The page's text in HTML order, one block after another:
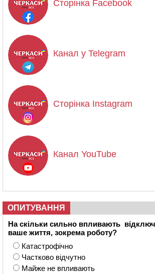
Сторінка Facebook
Канал у Telegram
Сторінка Instagram
Канал YouTube
ОПИТУВАННЯ
На скільки сильно впливають
ваше життя, зокрема роботу?
Катастрофічно
Частково відчутно
Майже не впливають